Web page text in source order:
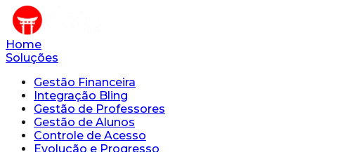
Home
Soluções
Gestão Financeira
Integração Bling
Gestão de Professores
Gestão de Alunos
Controle de Acesso
Evolução e Progresso